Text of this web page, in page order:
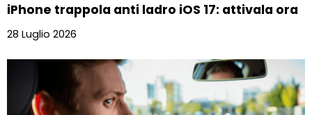
iPhone trappola anti ladro iOS 17: attivala ora
28 Luglio 2026